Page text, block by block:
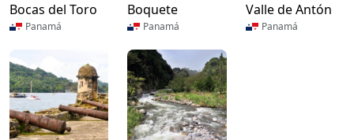
Bocas del Toro
Panamá
Boquete
Panamá
Valle de Antón
Panamá